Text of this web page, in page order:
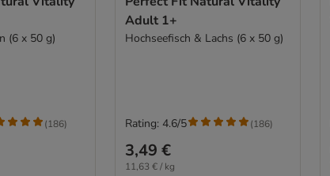
(6 x 50 g)
(186)
Adult 1+
Hochseefisch & Lachs (6 x 50 g)
3,49 €
11,63 € / kg
Rating: 4.6/5 (186)